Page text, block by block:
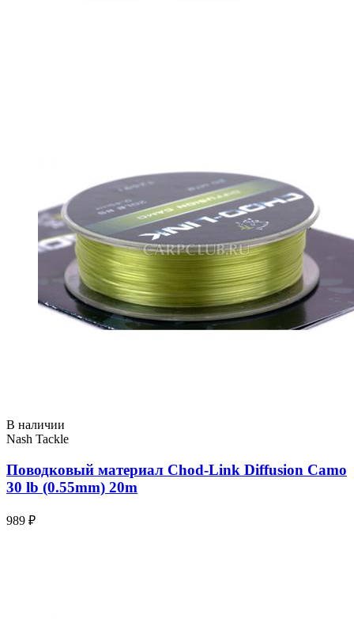
В наличии
Nash Tackle
Поводковый материал Chod-Link Diffusion Camo
30 lb (0.55mm) 20m
989 ₽